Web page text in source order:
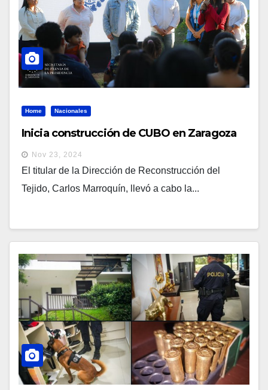
Home Nacionales
Inicia construcción de CUBO en Zaragoza
Nov 23, 2024
El titular de la Dirección de Reconstrucción del
Tejido, Carlos Marroquín, llevó a cabo la...